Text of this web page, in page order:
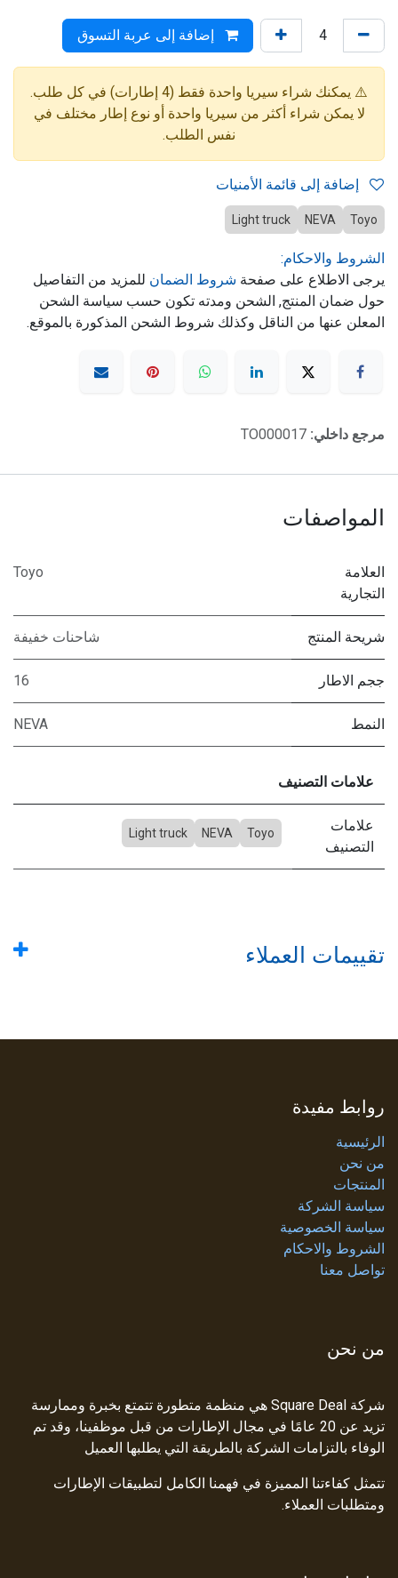
إضافة إلى عربة التسوق
⚠️ يمكنك شراء سيريا واحدة فقط (4 إطارات) في كل طلب.
لا يمكن شراء أكثر من سيريا واحدة أو نوع إطار مختلف في
نفس الطلب.
Toyo
NEVA
Light truck
الشروط والاحكام:
يرجى الاطلاع على صفحة شروط الضمان للمزيد من التفاصيل
حول ضمان المنتج, الشحن ومدته تكون حسب سياسة الشحن
المعلن عنها من الناقل وكذلك شروط الشحن المذكورة بالموقع.
مرجع داخلي: TO000017
المواصفات
العلامة
التجارية
Toyo
شريحة المنتج شاحنات خفيفة
ججم الاطار 16
النمط NEVA
علامات التصنيف
علامات
التصنيف
Toyo
NEVA
Light truck
تقييمات العملاء
روابط مفيدة
الرئيسية
من نحن
المنتجات
سياسة الشركة
سياسة الخصوصية
الشروط والاحكام
تواصل معنا
من نحن
شركة Square Deal هي منظمة متطورة تتمتع بخبرة وممارسة
تزيد عن 20 عامًا في مجال الإطارات من قبل موظفينا، وقد تم
الوفاء بالتزامات الشركة بالطريقة التي يطلبها العميل
تتمثل كفاءتنا المميزة في فهمنا الكامل لتطبيقات الإطارات
ومتطلبات العملاء.